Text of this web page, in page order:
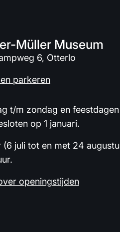
Müller Museum
6, Otterlo
parkeren
t/m zondag en
op 1 januari.
(6 juli tot en met 24
openingstijden